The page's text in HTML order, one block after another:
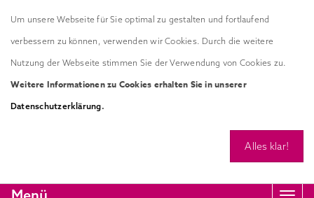
Menü
Um unsere Webseite für Sie optimal zu gestalten und fortlaufend
verbessern zu können, verwenden wir Cookies. Durch die weitere
Nutzung der Webseite stimmen Sie der Verwendung von Cookies zu.
Weitere Informationen zu Cookies erhalten Sie in unserer
Datenschutzerklärung.
Alles klar!